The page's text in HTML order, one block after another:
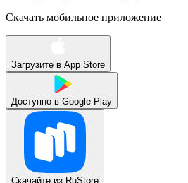
Скачать мобильное приложение
Загрузите в App Store
Доступно в Google Play
Скачайте из RuStore